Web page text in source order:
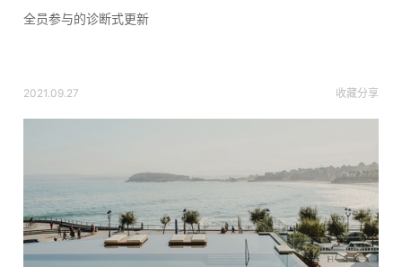
全员参与的诊断式更新
2021.09.27 收藏分享